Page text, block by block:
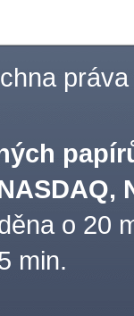
práva
o 20
min.